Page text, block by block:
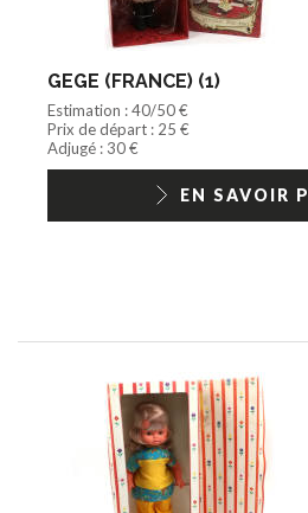
GEGE (FRANCE) (1)
Estimation : 40/50 €
Prix de départ : 25 €
Adjugé : 30 €
EN SAVOIR